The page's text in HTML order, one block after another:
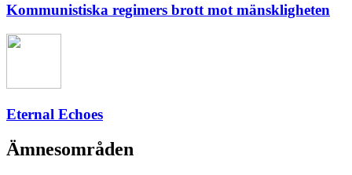
Kommunistiska regimers brott mot mänskligheten
Eternal Echoes
Ämnesområden